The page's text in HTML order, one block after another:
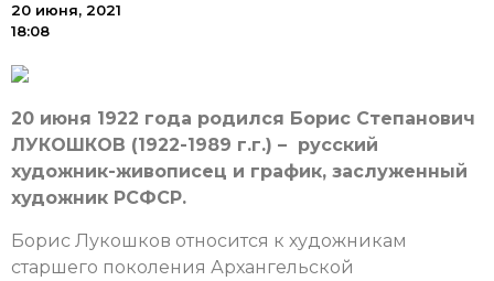
20 июня, 2021
18:08
20 июня 1922 года родился Борис Степанович
ЛУКОШКОВ (1922-1989 г.г.) – русский
художник-живописец и график, заслуженный
художник РСФСР.
Борис Лукошков относится к художникам
старшего поколения Архангельской